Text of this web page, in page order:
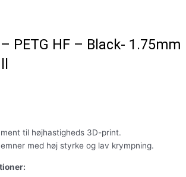
PETG HF – Black- 1.75mm
til højhastigheds 3D-print.
med høj styrke og lav krympning.